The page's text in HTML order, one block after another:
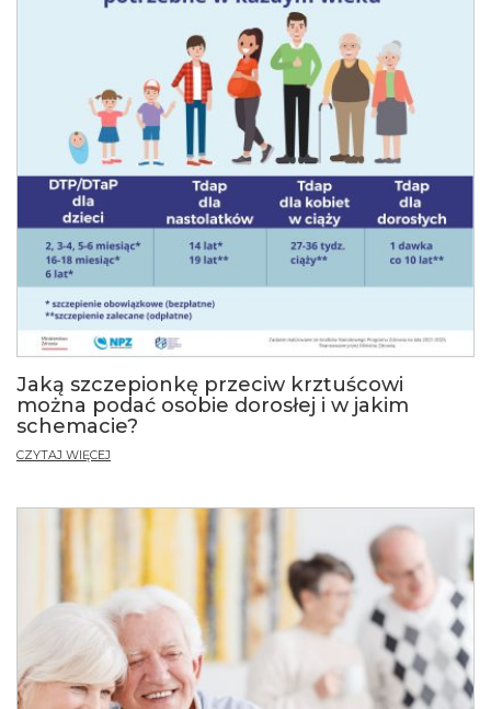
Jaką szczepionkę przeciw krztuścowi
można podać osobie dorosłej i w jakim
schemacie?
CZYTAJ WIĘCEJ